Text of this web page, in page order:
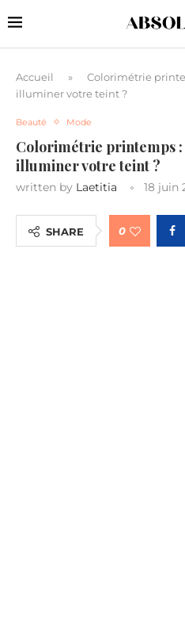
Accueil »
Colorimétrie
illuminer votre teint ?
Beauté Mode
Colorimétrie printemps
illuminer votre teint ?
written by Laetitia 18 juin
SHARE 0